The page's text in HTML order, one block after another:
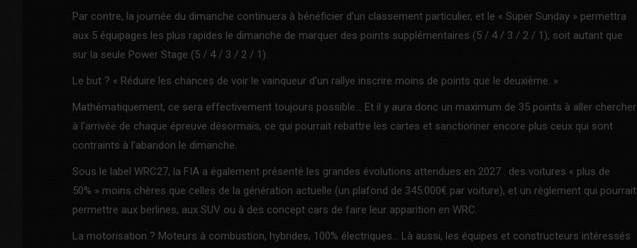
Par contre, la journée du dimanche continuera à bénéficier d’un classement particulier, et le « Super Sunday » permettra
aux 5 équipages les plus rapides le dimanche de marquer des points supplémentaires (5 / 4 / 3 / 2 / 1), soit autant que
sur la seule Power Stage (5 / 4 / 3 / 2 / 1).
Le but ? « Réduire les chances de voir le vainqueur d’un rallye inscrire moins de points que le deuxième. »
Mathématiquement, ce sera effectivement toujours possible… Et il y aura donc un maximum de 35 points à aller chercher
à l’arrivée de chaque épreuve désormais, ce qui pourrait rebattre les cartes et sanctionner encore plus ceux qui sont
contraints à l’abandon le dimanche.
Sous le label WRC27, la FIA a également présenté les grandes évolutions attendues en 2027 : des voitures « plus de
50% » moins chères que celles de la génération actuelle (un plafond de 345.000€ par voiture), et un règlement qui pourrait
permettre aux berlines, aux SUV ou à des concept cars de faire leur apparition en WRC.
La motorisation ? Moteurs à combustion, hybrides, 100% électriques… Là aussi, les équipes et constructeurs intéressés